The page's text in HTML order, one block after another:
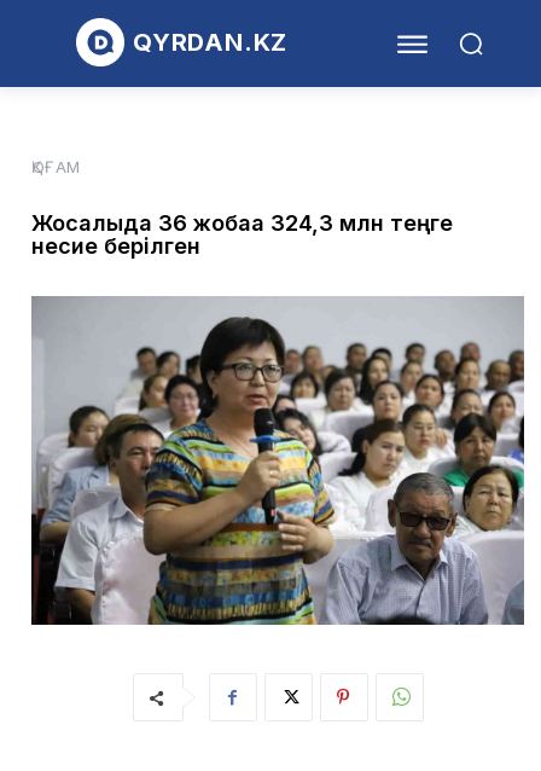
QYRDAN.KZ
ҚОҒАМ
Жосалыда 36 жобаға 324,3 млн теңге
несие берілген